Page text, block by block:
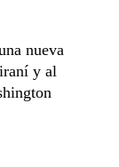
nueva
y al